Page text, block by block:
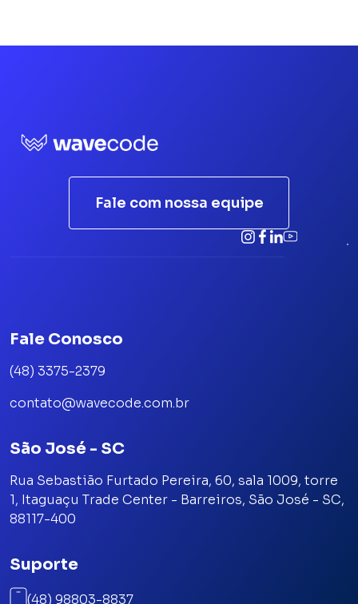
Fale com nossa equipe
Fale Conosco
(48) 3375-2379
contato@wavecode.com.br
São José - SC
Rua Sebastião Furtado Pereira, 60, sala 1009, torre
1, Itaguaçu Trade Center - Barreiros, São José - SC,
88117-400
Suporte
(48) 98803-8837